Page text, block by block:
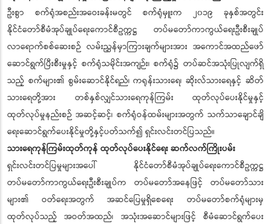
ဦးစွာ စက်ရုံအစည်းအဝေးခန်းမတွင် စက်ရုံမှူးက ၂၀၁၉ ခုနှစ်အတွင်း
နိုင်ငံတော်စီမံအုပ်ချုပ်ရေးကောင်စီဥက္ကဋ္ဌ တပ်မတော်ကာကွယ်ရေးဦးစီးချုပ်
လာရောက်စစ်ဆေးစဉ် လမ်းညွှန်မှာကြားချက်များအား အကောင်အထည်ဖော်
ဆောင်ရွက်ပြီးစီးမှုနှင့် စက်ရုံသမိုင်းအကျဉ်း၊ စက်ရုံ၌ တပ်ဆင်အသုံးပြုလျက်ရှိ
သည့် စက်များ၏ စွမ်းဆောင်နိုင်ရည်၊ ကရုန်းသားရေ၊ ဆိုးလ်သားရေနှင့် ဆိတ်
သားရေတို့အား တစ်နှစ်လျှင်သားရေကုန်ကြမ်း ထုတ်လုပ်ပေးနိုင်မှုနှင့်
ထုတ်လုပ်မှုနည်းစဉ် အဆင့်ဆင့်၊ စက်ရုံဝန်ထမ်းများအတွက် သက်သာချောင်ချိ
ရေးဆောင်ရွက်ပေးနိုင်မှုတို့နှင့်ပတ်သက်၍ ရှင်းလင်းတင်ပြသည်။
သားရေကုန်ကြမ်းထုတ်ကုန် ထုတ်လုပ်ပေးနိုင်ရေး ဆက်လက်ကြိုးပမ်း
ရှင်းလင်းတင်ပြမှုများအပေါ် နိုင်ငံတော်စီမံအုပ်ချုပ်ရေးကောင်စီဥက္ကဋ္ဌ
တပ်မတော်ကာကွယ်ရေးဦးစီးချုပ်က တပ်မတော်အနေဖြင့် တပ်မတော်သား
များ၏ ဝတ်ရေးအတွက် အဆင်ပြေမှုရှိစေရေး တပ်မတော်စက်ရုံများမှ
ထုတ်လုပ်သည့် အဝတ်အထည်၊ အသုံးအဆောင်များဖြင့် စီမံဆောင်ရွက်ပေး